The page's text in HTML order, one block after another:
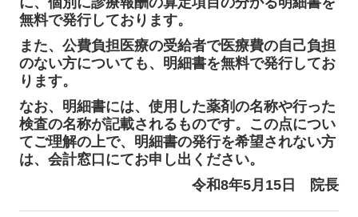
無料で発行しております。
また、公費負担医療の受給者で医療費の自己負担
のない方についても、明細書を無料で発行してお
ります。
なお、明細書には、使用した薬剤の名称や行った
検査の名称が記載されるものです。この点につい
てご理解の上で、明細書の発行を希望されない方
は、会計窓口にてお申し出ください。
令和8年5月15日
院長